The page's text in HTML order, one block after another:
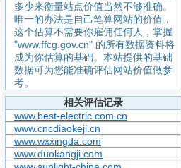
多少来衡量站点价值当然不够准确。
唯一的办法是自己笔算网站的价值，
这个估算不需要你雇佣任何人，掌握
"www.ffcg.gov.cn" 的所有数据资料将
成为你估算的基础。本站提供的基础
数据可为您能准确评估网站价值做参
考。
相关评估记录
www.best-electric.com.cn
www.cncdiaokeji.cn
www.wxxingda.com
www.duokangji.com